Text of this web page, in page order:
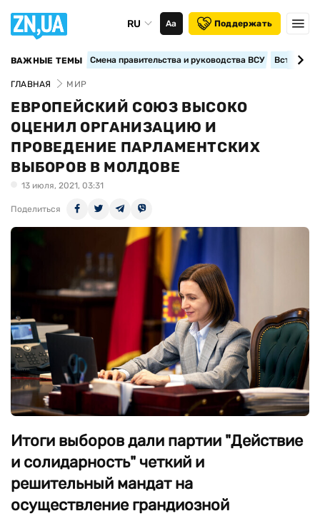
RU Аа Поддержать
ВАЖНЫЕ ТЕМЫ Смена правительства и руководства ВСУ
ГЛАВНАЯ МИР
ЕВРОПЕЙСКИЙ СОЮЗ ВЫСОКО
ОЦЕНИЛ ОРГАНИЗАЦИЮ И
ПРОВЕДЕНИЕ ПАРЛАМЕНТСКИХ
ВЫБОРОВ В МОЛДОВЕ
13 июля, 2021, 03:31
Поделиться
Итоги выборов дали партии "Действие
и солидарность" четкий и
решительный мандат на
осуществление грандиозной